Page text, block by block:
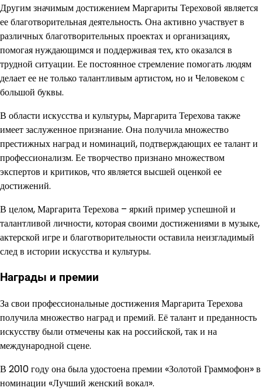
Другим значимым достижением Маргариты Тереховой является
ее благотворительная деятельность. Она активно участвует в
различных благотворительных проектах и организациях,
помогая нуждающимся и поддерживая тех, кто оказался в
трудной ситуации. Ее постоянное стремление помогать людям
делает ее не только талантливым артистом, но и Человеком с
большой буквы.
В области искусства и культуры, Маргарита Терехова также
имеет заслуженное признание. Она получила множество
престижных наград и номинаций, подтверждающих ее талант и
профессионализм. Ее творчество признано множеством
экспертов и критиков, что является высшей оценкой ее
достижений.
В целом, Маргарита Терехова – яркий пример успешной и
талантливой личности, которая своими достижениями в музыке,
актерской игре и благотворительности оставила неизгладимый
след в истории искусства и культуры.
Награды и премии
За свои профессиональные достижения Маргарита Терехова
получила множество наград и премий. Её талант и преданность
искусству были отмечены как на российской, так и на
международной сцене.
В 2010 году она была удостоена премии «Золотой Граммофон» в
номинации «Лучший женский вокал».